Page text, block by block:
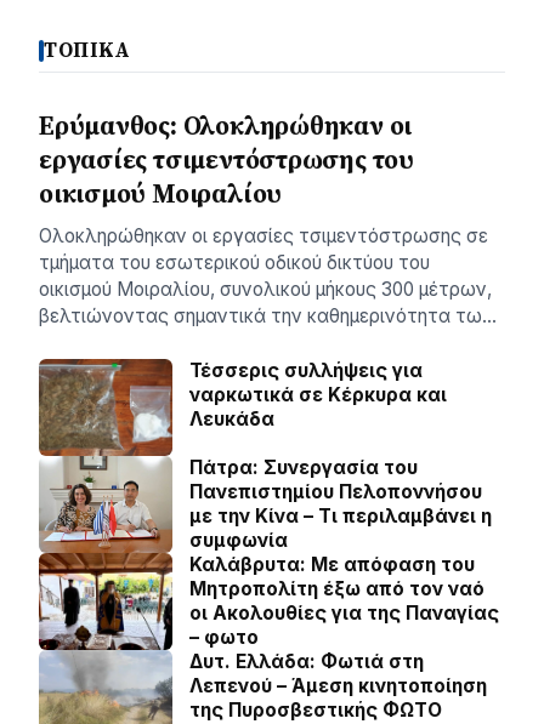
ΤΟΠΙΚΑ
Ερύμανθος: Ολοκληρώθηκαν οι
εργασίες τσιμεντόστρωσης του
οικισμού Μοιραλίου
Ολοκληρώθηκαν οι εργασίες τσιμεντόστρωσης σε
τμήματα του εσωτερικού οδικού δικτύου του
οικισμού Μοιραλίου, συνολικού μήκους 300 μέτρων,
βελτιώνοντας σημαντικά την καθημερινότητα τω…
Τέσσερις συλλήψεις για
ναρκωτικά σε Κέρκυρα και
Λευκάδα
Πάτρα: Συνεργασία του
Πανεπιστημίου Πελοποννήσου
με την Κίνα – Τι περιλαμβάνει η
συμφωνία
Καλάβρυτα: Με απόφαση του
Μητροπολίτη έξω από τον ναό
οι Ακολουθίες για της Παναγίας
– φωτο
Δυτ. Ελλάδα: Φωτιά στη
Λεπενού – Άμεση κινητοποίηση
της Πυροσβεστικής ΦΩΤΟ